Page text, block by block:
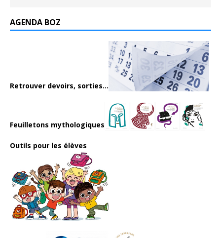
AGENDA BOZ
Retrouver devoirs, sorties...
Feuilletons mythologiques
Outils pour les élèves